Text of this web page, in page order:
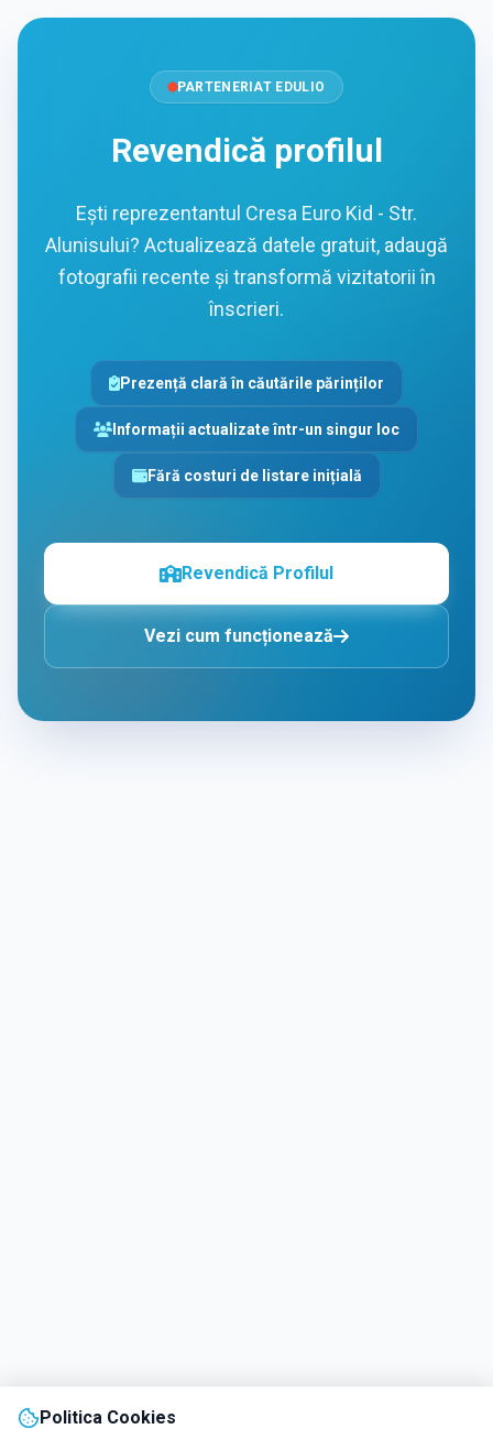
PARTENERIAT EDULIO
Revendică profilul
Ești reprezentantul Cresa Euro Kid - Str.
Alunisului? Actualizează datele gratuit, adaugă
fotografii recente și transformă vizitatorii în
înscrieri.
Prezență clară în căutările părinților
Informații actualizate într-un singur loc
Fără costuri de listare inițială
Revendică Profilul
Vezi cum funcționează
Politica Cookies